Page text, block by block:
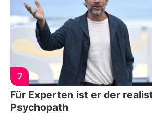
7
Für Experten ist er der
Psychopath